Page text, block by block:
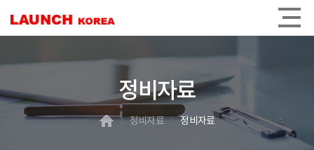
정비자료
정비자료 정비자료